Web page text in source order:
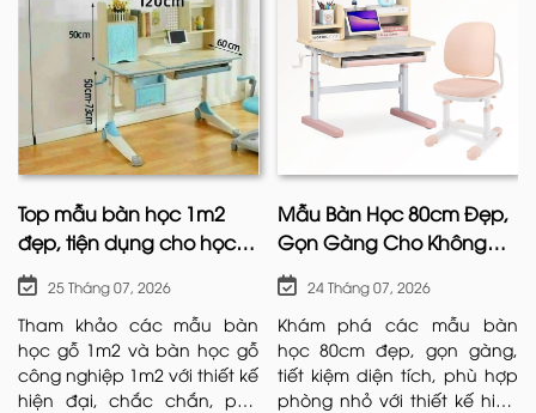
Top mẫu bàn học 1m2
đẹp, tiện dụng cho học
sinh hiện nay
25 Tháng 07, 2026
Tham khảo các mẫu bàn
học gỗ 1m2 và bàn học gỗ
công nghiệp 1m2 với thiết kế
hiện đại, chắc chắn, phù
Mẫu Bàn Học 80cm Đẹp,
Gọn Gàng Cho Không
Gian Nhỏ
24 Tháng 07, 2026
Khám phá các mẫu bàn
học 80cm đẹp, gọn gàng,
tiết kiệm diện tích, phù hợp
phòng nhỏ với thiết kế hiện